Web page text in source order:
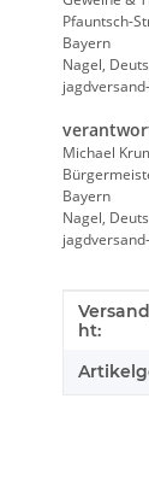
Pfauntsch-
Bayern
Nagel,
Michael
Bayern
Nagel,
Wert
ht: